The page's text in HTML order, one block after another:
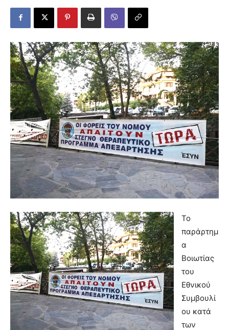
Το
παράρτημ
α
Βοιωτίας
του
Εθνικού
Συμβουλί
ου κατά
των